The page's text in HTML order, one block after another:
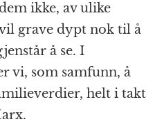
ikke, av ulike
grave dypt nok til å
å se. I
vi, som samfunn, å
helt i takt